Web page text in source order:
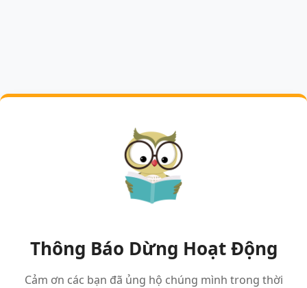
Thông Báo Dừng Hoạt Động
Cảm ơn các bạn đã ủng hộ chúng mình trong thời